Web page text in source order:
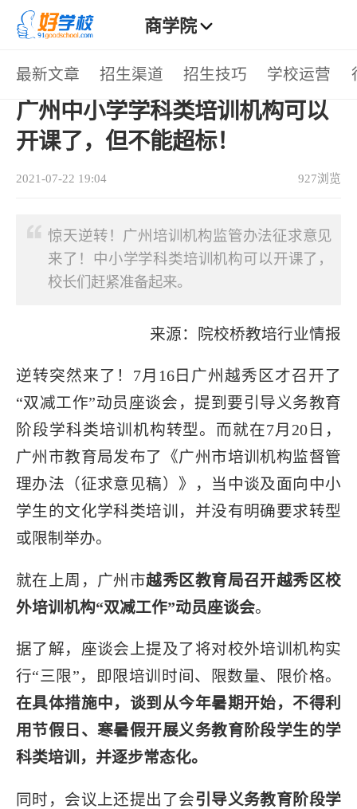
商学院
热门栏目
招生渠道 招生技巧 学校运营 行业动态
招生方案 招生途径 教育资讯 教育趋势
疫情招生 教育政策
朋友圈招生 疫情复课 暑假招生
行业报告 线上招生 网络招生 社群招生
最新文章 招生渠道 招生技巧 学校运营
首页>行业动态 > 正文
广州中小学学科类培训机构可以
开课了，但不能超标！
2021-07-22 19:04 927浏览
惊天逆转！广州培训机构监管办法征求意见
来了！中小学学科类培训机构可以开课了，
校长们赶紧准备起来。
来源：院校桥教培行业情报
逆转突然来了！7月16日广州越秀区才召开了
“双减工作”动员座谈会，提到要引导义务教育
阶段学科类培训机构转型。而就在7月20日，
广州市教育局发布了《广州市培训机构监督管
理办法（征求意见稿）》，当中谈及面向中小
学生的文化学科类培训，并没有明确要求转型
或限制举办。
就在上周，广州市越秀区教育局召开越秀区校
外培训机构“双减工作”动员座谈会。
据了解，座谈会上提及了将对校外培训机构实
行“三限”，即限培训时间、限数量、限价格。
在具体措施中，谈到从今年暑期开始，不得利
用节假日、寒暑假开展义务教育阶段学生的学
科类培训，并逐步常态化。
同时，会议上还提出了会引导义务教育阶段学